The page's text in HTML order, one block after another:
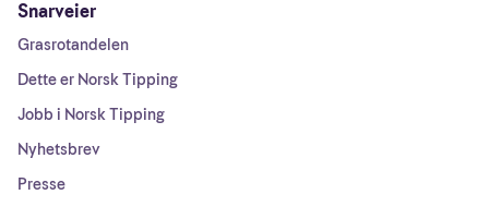
Snarveier
Grasrotandelen
Dette er Norsk Tipping
Jobb i Norsk Tipping
Nyhetsbrev
Presse